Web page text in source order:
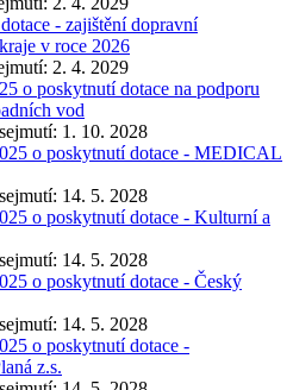
- zajištění dopravní
v roce 2026
2. 4. 2029
o poskytnutí dotace na podporu
vod
1. 10. 2028
o poskytnutí dotace - MEDICAL
14. 5. 2028
o poskytnutí dotace - Kulturní a
14. 5. 2028
o poskytnutí dotace - Český
14. 5. 2028
o poskytnutí dotace -
z.s.